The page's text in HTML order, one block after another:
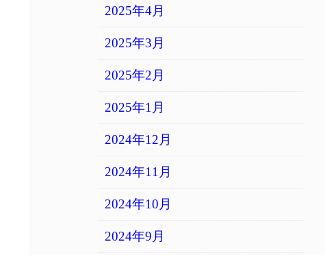
2025年4月
2025年3月
2025年2月
2025年1月
2024年12月
2024年11月
2024年10月
2024年9月